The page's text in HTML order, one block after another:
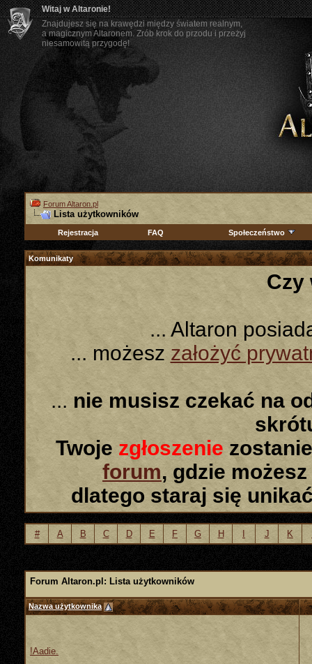
Witaj w Altaronie!
Znajdujesz się na krawędzi między światem realnym,
a magicznym Altaronem. Zrób krok do przodu i przeżyj
niesamowitą przygodę!
Forum Altaron.pl
Lista użytkowników
Rejestracja FAQ Społeczeństwo
Komunikaty
Czy
... Altaron
... możeszzałożyć
... nie musisz czekać na
Twoje zgłoszenie
forum, gdzie
dlatego staraj się
# A B C D E F G H J K
Forum Altaron.pl: Lista użytkowników
Nazwa użytkownika
!Aadie.